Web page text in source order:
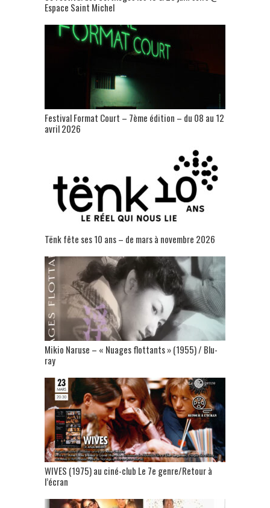
Espace Saint Michel
Festival Format Court – 7ème édition – du 08 au 12
avril 2026
Tënk fête ses 10 ans – de mars à novembre 2026
Mikio Naruse – « Nuages flottants » (1955) / Blu-
ray
WIVES (1975) au ciné-club Le 7e genre/Retour à
l’écran